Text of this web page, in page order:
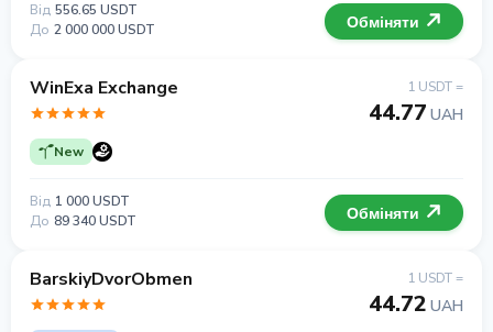
Від 556.65 USDT
До 2 000 000 USDT Обміняти
WinExa Exchange
New
1 USDT =
44.77 UAH
Від 1 000 USDT
До 89 340 USDT Обміняти
BarskiyDvorObmen 1 USDT =
44.72 UAH